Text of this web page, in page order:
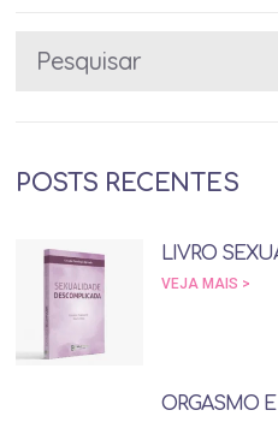
POSTS RECENTES
LIVRO
VEJA MAIS >
ORGASMO